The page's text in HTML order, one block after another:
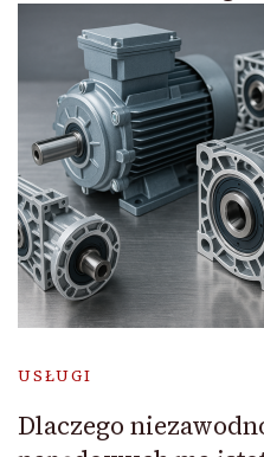
USŁUGI
Dlaczego